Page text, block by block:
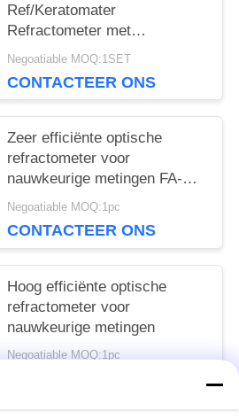
Ref/Keratomater
Refractometer met
Keratometer HD Capacitief
touchscreen GR(K)8930XD
Keshilong Merk
Negoatiable MOQ:1SET
CONTACTEER ONS
Zeer efficiënte optische
refractometer voor
nauwkeurige metingen FA-
6100C XINYUAN merk
Negoatiable MOQ:1pc
CONTACTEER ONS
Hoog efficiënte optische
refractometer voor
nauwkeurige metingen
Negoatiable MOQ:1pc